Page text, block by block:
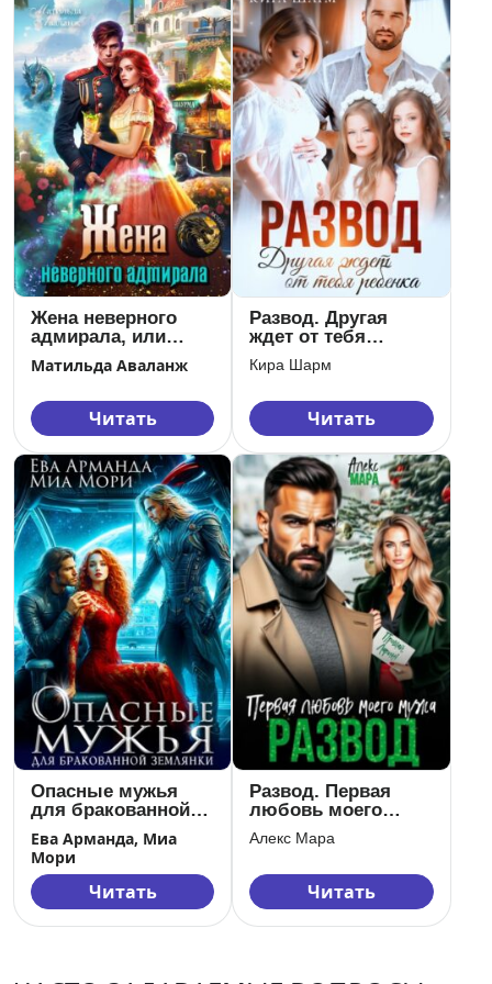
Жена неверного
адмирала, или
Шаурма от
попаданки
Матильда Аваланж
Читать
Развод. Другая
ждет от тебя
ребенка
Кира Шарм
Читать
Опасные мужья
для бракованной
землянки
Ева Арманда, Миа
Мори
Читать
Развод. Первая
любовь моего
мужа
Алекс Мара
Читать